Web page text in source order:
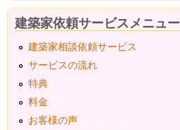
建築家依頼サービスメニュー
建築家相談依頼サービス
サービスの流れ
特典
料金
お客様の声